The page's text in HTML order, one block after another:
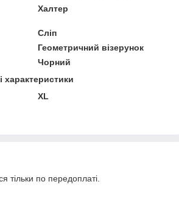
Халтер
Сліп
Геометричний візерунок
Чорний
характеристики
XL
тільки по передоплаті.